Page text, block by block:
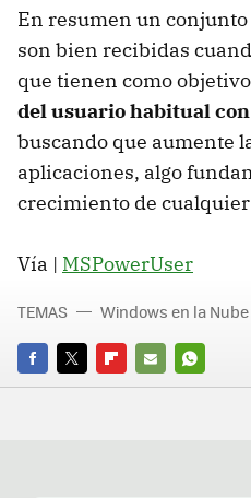
En resumen un
son bien recibidas
que tienen como objetivo
del usuario habitual
buscando que aumente
aplicaciones, algo
crecimiento de
Vía | MSPowerUser
FACEBOOK
TWITTERFLIPBOARD
E-
TEMAS Windows en la Nube